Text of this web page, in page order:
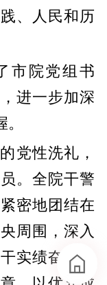
、人民和历
市院党组书
进一步加深
党性洗礼，
。全院干警
密地团结在
周围，深入
实绩奋力谱